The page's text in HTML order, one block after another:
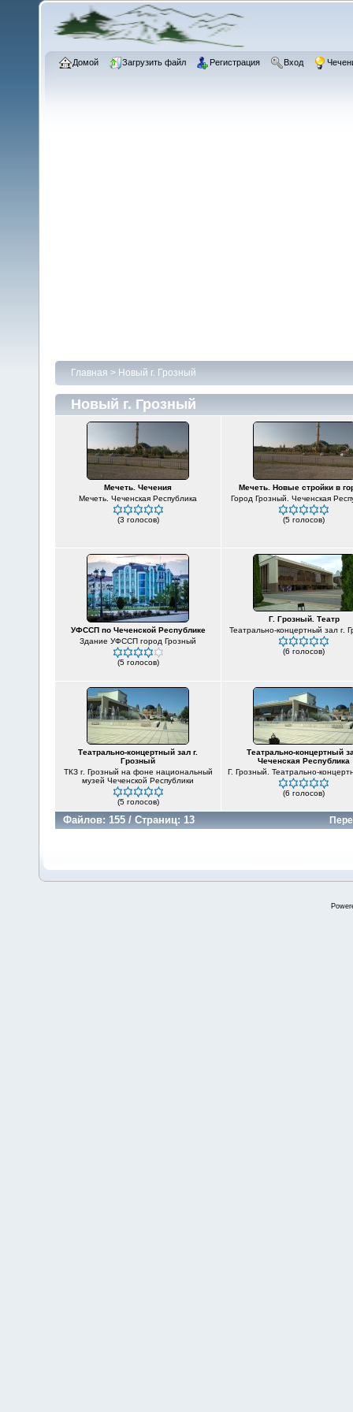
Домой Загрузить файл Регистрация Вход
Главная > Новый г. Грозный
Новый г. Грозный
Мечеть. Чечения
Мечеть. Чеченская Республика
(3 голосов)
Мечеть. Новые стройки в
Город Грозный. Чеченская
(5 голосов)
УФССП по Чеченской Республике
Здание УФССП город Грозный
(5 голосов)
Г. Грозный. Театр
Театрально-концертный зал г.
(6 голосов)
Театрально-концертный зал г.
Грозный
ТКЗ г. Грозный на фоне национальный
музей Чеченской Республики
(5 голосов)
Театрально-концертный
Чеченская Республика
Г. Грозный. Театрально-
(6 голосов)
Файлов: 155 / Страниц: 13